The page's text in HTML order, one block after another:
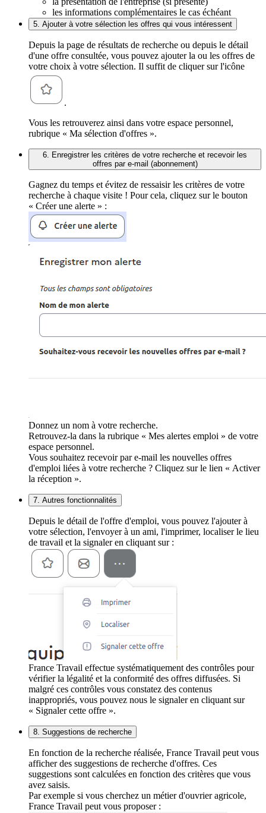
les informations complémentaires le cas échéant
5. Ajouter à votre sélection les offres qui vous intéressent
Depuis la page de résultats de recherche ou depuis le détail
d'une offre consultée, vous pouvez ajouter la ou les offres de
votre choix à votre sélection. Il suffit de cliquer sur l'icône
.
Vous les retrouverez ainsi dans votre espace personnel,
rubrique « Ma sélection d'offres ».
6. Enregistrer les critères de votre recherche et recevoir les
offres par e-mail (abonnement)
Gagnez du temps et évitez de ressaisir les critères de votre
recherche à chaque visite ! Pour cela, cliquez sur le bouton
« Créer une alerte » :
Donnez un nom à votre recherche.
Retrouvez-la dans la rubrique « Mes alertes emploi » de votre
espace personnel.
Vous souhaitez recevoir par e-mail les nouvelles offres
d'emploi liées à votre recherche ? Cliquez sur le lien « Activer
la réception ».
7. Autres fonctionnalités
Depuis le détail de l'offre d'emploi, vous pouvez l'ajouter à
votre sélection, l'envoyer à un ami, l'imprimer, localiser le lieu
de travail et la signaler en cliquant sur :
France Travail effectue systématiquement des contrôles pour
vérifier la légalité et la conformité des offres diffusées. Si
malgré ces contrôles vous constatez des contenus
inappropriés, vous pouvez nous le signaler en cliquant sur
« Signaler cette offre ».
8. Suggestions de recherche
En fonction de la recherche réalisée, France Travail peut vous
afficher des suggestions de recherche d'offres. Ces
suggestions sont calculées en fonction des critères que vous
avez saisis.
Par exemple si vous cherchez un métier d'ouvrier agricole,
France Travail peut vous proposer :